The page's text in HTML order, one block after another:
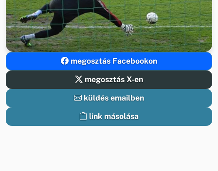
megosztás Facebookon
megosztás X-en
küldés emailben
link másolása